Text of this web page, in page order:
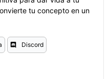
tu concepto en un
Discord